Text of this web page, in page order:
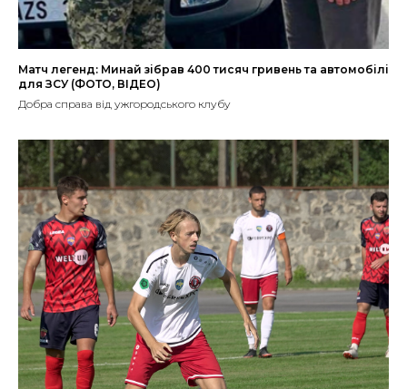
Матч легенд: Минай зібрав 400 тисяч гривень та автомобілі
для ЗСУ (ФОТО, ВІДЕО)
Добра справа від ужгородського клубу